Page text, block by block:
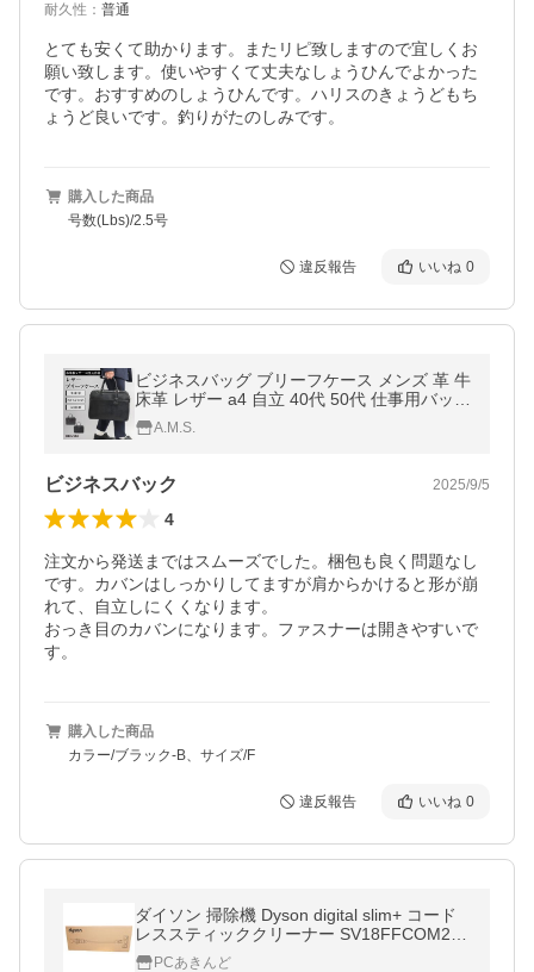
耐久性 ： 普通
とても安くて助かります。またリピ致しますので宜しくお
願い致します。使いやすくて丈夫なしょうひんでよかった
です。おすすめのしょうひんです。ハリスのきょうどもち
ょうど良いです。釣りがたのしみです。
購入した商品
号数(Lbs)/2.5号
違反報告 いいね 0
ビジネスバッグ ブリーフケース メンズ 革 牛
床革 レザー a4 自立 40代 50代 仕事用バッグ
おしゃれ 鞄 カバン レジスタ REGiSTA ギフ
トA.M.S.
ビジネスバック 2025/9/5
4
注文から発送まではスムーズでした。梱包も良く問題なし
です。カバンはしっかりしてますが肩からかけると形が崩
れて、自立しにくくなります。
おっき目のカバンになります。ファスナーは開きやすいで
す。
購入した商品
カラー/ブラック-B、サイズ/F
違反報告 いいね 0
ダイソン 掃除機 Dyson digital slim+ コード
レススティッククリーナー SV18FFCOM2 S
V18 FF COM2
PCあきんど